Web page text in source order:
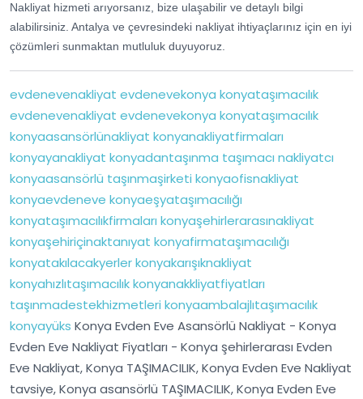
Nakliyat hizmeti arıyorsanız, bize ulaşabilir ve detaylı bilgi
alabilirsiniz. Antalya ve çevresindeki nakliyat ihtiyaçlarınız için en iyi
çözümleri sunmaktan mutluluk duyuyoruz.
evdenevenakliyat evdenevekonya konyataşımacılık
evdenevenakliyat evdenevekonya konyataşımacılık
konyaasansörlünakliyat konyanakliyatfirmaları
konyayanakliyat konyadantaşınma taşımacı nakliyatcı
konyaasansörlü taşınmaşirketi konyaofisnakliyat
konyaevdeneve konyaeşyataşımacılığı
konyataşımacılıkfirmaları konyaşehirlerarasınakliyat
konyaşehiriçinaktanıyat konyafirmataşımacılığı
konyatakılacakyerlerkonyakarışıknakliyat
konyahızlıtaşımacılıkkonyanakkliyatfiyatları
taşınmadestekhizmetleri konyaambalajlıtaşımacılık
konyayüks Konya Evden Eve Asansörlü Nakliyat - Konya
Evden Eve Nakliyat Fiyatları - Konya şehirlerarası Evden
Eve Nakliyat, Konya TAŞIMACILIK, Konya Evden Eve Nakliyat
tavsiye, Konya asansörlü TAŞIMACILIK, Konya Evden Eve